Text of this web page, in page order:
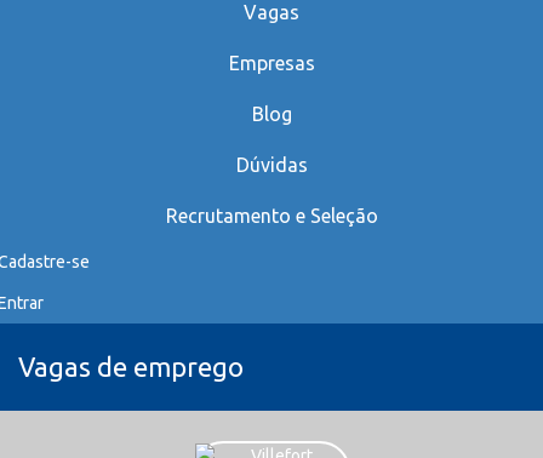
Vagas
Empresas
Blog
Dúvidas
Recrutamento e Seleção
se
Vagas de emprego